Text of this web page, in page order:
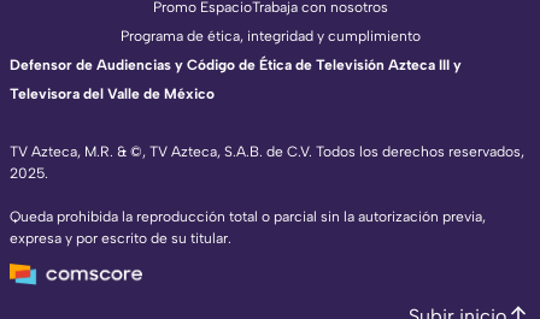
TV Azteca, M.R. & ©, TV Azteca, S.A.B. de C.V. Todos los derechos reservados,
2025.
Queda prohibida la reproducción total o parcial sin la autorización previa,
expresa y por escrito de su titular.
Promo EspacioTrabaja con nosotros
Programa de ética, integridad y cumplimiento
Defensor de Audiencias y Código de Ética de Televisión Azteca III y
Televisora del Valle de México